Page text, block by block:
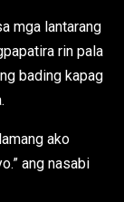
mga lantarang
rin pala
bading kapag
ako
ang nasabi